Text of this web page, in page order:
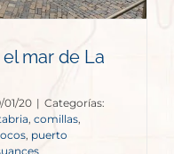
mar de La
01/20 | Categorías:
, comillas
, puerto